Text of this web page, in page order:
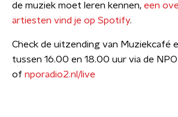
de muziek moet leren kennen, een
artiesten vind je op Spotify.
Check de uitzending van Muziekcafé
tussen 16.00 en 18.00 uur via de
of nporadio2.nl/live